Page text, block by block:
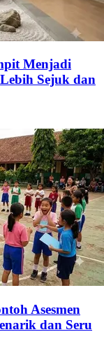
Menjadi
Sejuk dan
Asesmen
dan Seru